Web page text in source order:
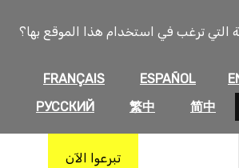
التي ترغب في استخدام هذا الموقع بها؟
ESPAÑOL
FRANÇAIS
简中
繁中
РУССКИЙ
تبرعوا الآن